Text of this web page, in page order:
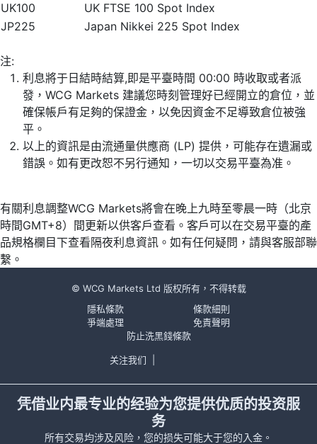
UK100
UK FTSE 100 Spot Index
JP225
Japan Nikkei 225 Spot Index
注:
利息將于日結時結算,即是平臺時間 00:00 時收取或者派
發，WCG Markets 建議您時刻管理好已經開立的倉位，並
確保帳戶有足夠的保證金，以免因資金不足導致倉位被強
平。
以上的資訊是由流通量供應商 (LP) 提供，可能存在遺漏或
錯誤。如有更改恕不另行通知，一切以交易平臺為准。
有關利息調整WCG Markets將會在晚上九時至零晨一時（北京
時間GMT+8）間更新以供客戶查看。客戶可以在交易平臺的產
品規格欄目下查看隔夜利息資訊。如有任何疑問，請與客服部聯
繫。
© WCG Markets Ltd 版权所有，不得转载
隱私條款
條款細則
爭端處理
免責聲明
防止洗黑錢條款
关注我们
凭借业内最专业的经验为您提供优质的投资服
务
所有交易均涉及风险，您的损失可能大于您的入金。